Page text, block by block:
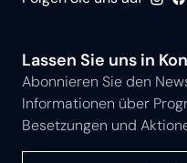
Lassen Sie uns in
Abonnieren Sie den
Informationen über
Besetzungen und